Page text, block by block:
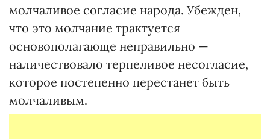
молчаливое согласие народа. Убежден,
что это молчание трактуется
основополагающе неправильно —
наличествовало терпеливое несогласие,
которое постепенно перестанет быть
молчаливым.